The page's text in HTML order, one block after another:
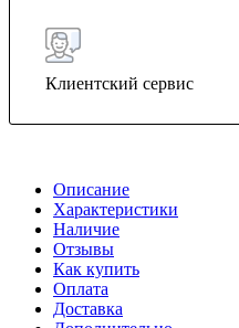
Клиентский сервис
Описание
Характеристики
Наличие
Отзывы
Как купить
Оплата
Доставка